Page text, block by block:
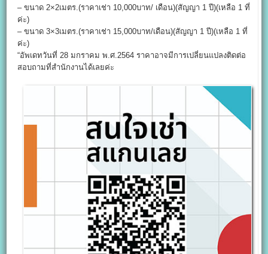
– ขนาด 2×2เมตร.(ราคาเช่า 10,000บาท/ เดือน)(สัญญา 1 ปี)(เหลือ 1 ที่
ค่ะ)
– ขนาด 3×3เมตร.(ราคาเช่า 15,000บาท/เดือน)(สัญญา 1 ปี)(เหลือ 1 ที่
ค่ะ)
“อัพเดทวันที่ 28 มกราคม พ.ศ.2564 ราคาอาจมีการเปลี่ยนแปลงติดต่อ
สอบถามที่สำนักงานได้เลยค่ะ